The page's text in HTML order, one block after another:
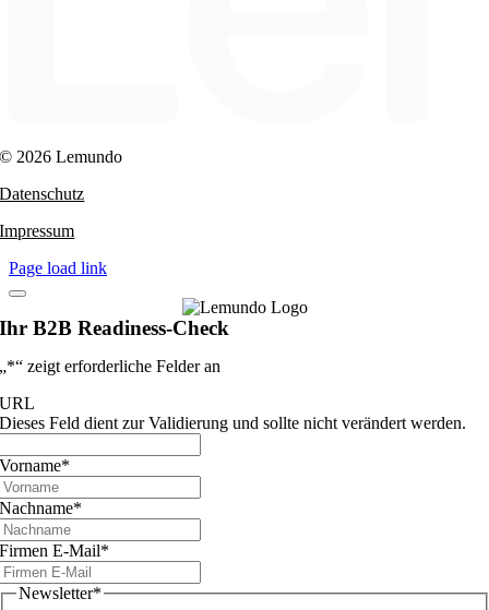
© 2026 Lemundo
Datenschutz
Impressum
Page load link
Ihr B2B Readiness-Check
„*“ zeigt erforderliche Felder an
URL
Dieses Feld dient zur Validierung und sollte nicht verändert werden.
Vorname*
Nachname*
Firmen E-Mail*
Newsletter*